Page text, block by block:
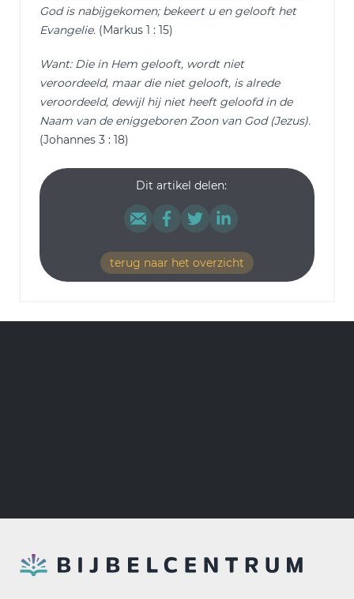
God is nabijgekomen; bekeert u en gelooft het
Evangelie. (Markus 1 : 15)
Want: Die in Hem gelooft, wordt niet
veroordeeld, maar die niet gelooft, is alrede
veroordeeld, dewijl hij niet heeft geloofd in de
Naam van de eniggeboren Zoon van God (Jezus).
(Johannes 3 : 18)
Dit artikel delen:
terug naar het overzicht